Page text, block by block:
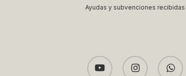
Ayudas y subvenciones recibidas
youtube instagram whatsapp